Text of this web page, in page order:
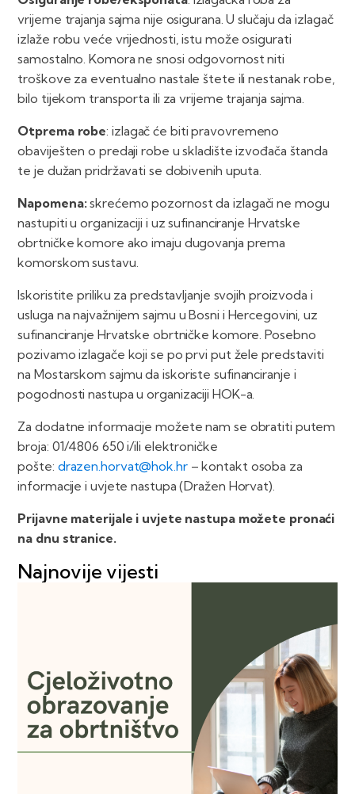
vrijeme trajanja sajma nije osigurana. U slučaju da izlagač
izlaže robu veće vrijednosti, istu može osigurati
samostalno. Komora ne snosi odgovornost niti
troškove za eventualno nastale štete ili nestanak robe,
bilo tijekom transporta ili za vrijeme trajanja sajma.
Otprema robe: izlagač će biti pravovremeno
obaviješten o predaji robe u skladište izvođača štanda
te je dužan pridržavati se dobivenih uputa.
Napomena:skrećemo pozornost da izlagači ne mogu
nastupiti u organizaciji i uz sufinanciranje Hrvatske
obrtničke komore ako imaju dugovanja prema
komorskom sustavu.
Iskoristite priliku za predstavljanje svojih proizvoda i
usluga na najvažnijem sajmu u Bosni i Hercegovini, uz
sufinanciranje Hrvatske obrtničke komore. Posebno
pozivamo izlagače koji se po prvi put žele predstaviti
na Mostarskom sajmu da iskoriste sufinanciranje i
pogodnosti nastupa u organizaciji HOK-a.
Za dodatne informacije možete nam se obratiti putem
broja: 01/4806 650 i/ili elektroničke
pošte: drazen.horvat@hok.hr– kontakt osoba za
informacije i uvjete nastupa (Dražen Horvat).
Prijavne materijale i uvjete nastupa možete pronaći
na dnu stranice.
Najnovije vijesti